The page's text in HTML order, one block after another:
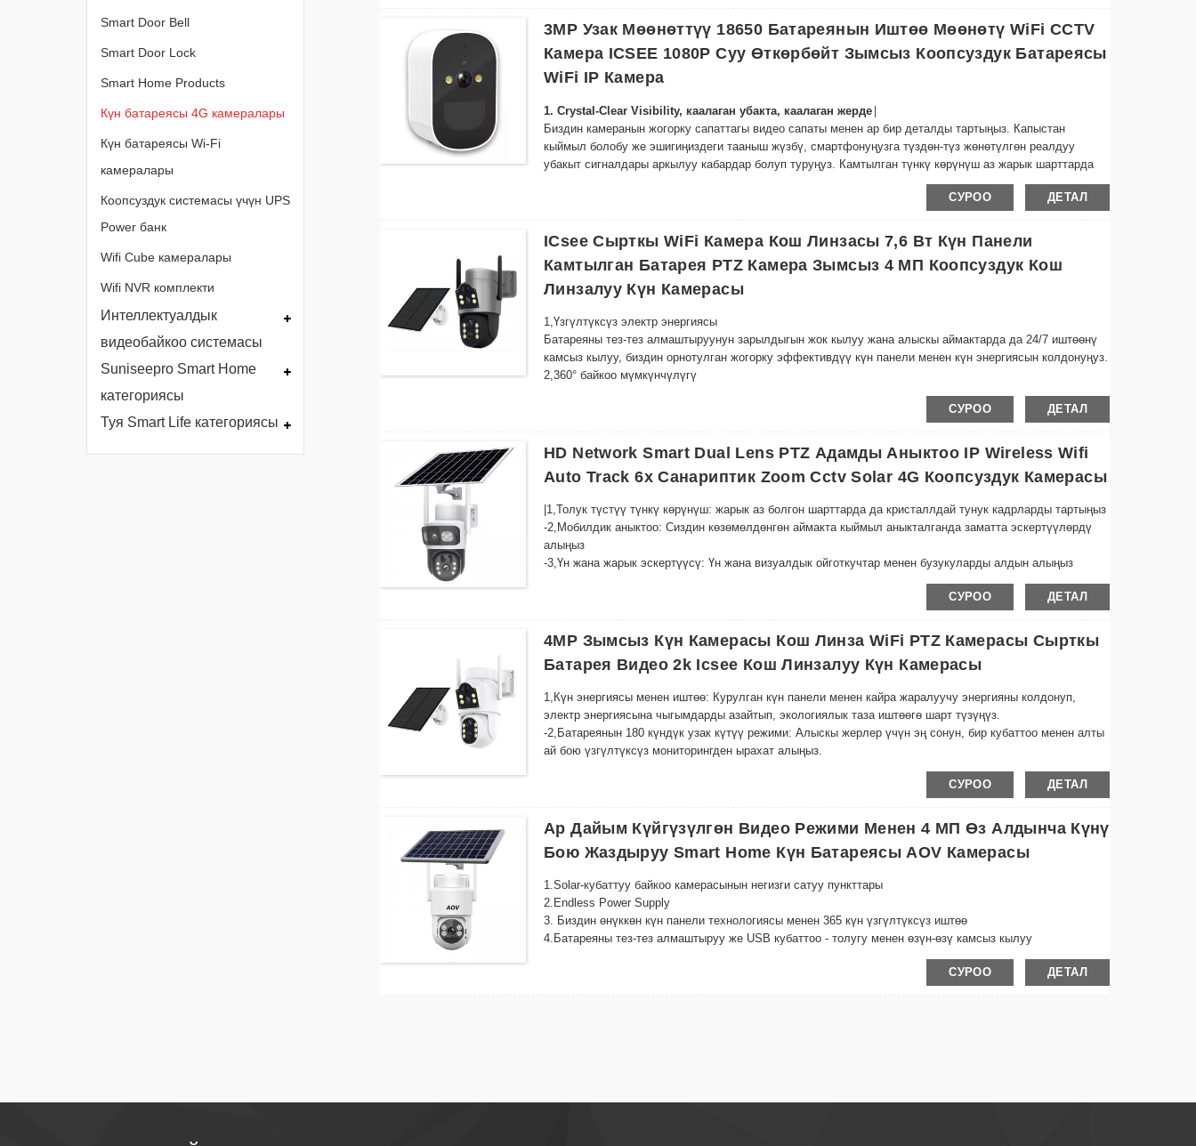
Smart Door Bell
Smart Door Lock
Smart Home Products
Күн батареясы 4G камералары
Күн батареясы Wi-Fi
камералары
Коопсуздук системасы үчүн UPS
Power банк
Wifi Cube камералары
Wifi NVR комплекти
Интеллектуалдык
видеобайкоо системасы
Suniseepro Smart Home
категориясы
Туя Smart Life категориясы
Күчтүү LED массиви чоң аймактарга ылайыктуу жарык диапазону менен толук караңгыда да
кристаллдай тунук кадрларды камсыз кылат.
3MP Узак Мөөнөттүү 18650 Батареянын Иштөө Мөөнөтү WiFi CCTV
Камера ICSEE 1080P Суу Өткөрбөйт Зымсыз Коопсуздук Батареясы
WiFi IP Камера
1. Crystal-Clear Visibility, каалаган убакта, каалаган жерде |
Биздин камеранын жогорку сапаттагы видео сапаты менен ар бир деталды тартыңыз. Капыстан
кыймыл болобу же эшигиңиздеги тааныш жүзбү, смартфонуңузга түздөн-түз жөнөтүлгөн реалдуу
убакыт сигналдары аркылуу кабардар болуп туруңуз. Камтылган түнкү көрүнүш аз жарык шарттарда
активдүүлүк аныкталганда дароо эскертүүлөрдү берет. Эч качан бир көз ирмемди өткөрүп жибербеңиз
— үйдө болсоңуз да, жолдо жүрсөңүз да.
СУРОО ДЕТАЛ
ICsee Сырткы WiFi Камера Кош Линзасы 7,6 Вт Күн Панели
Камтылган Батарея PTZ Камера Зымсыз 4 МП Коопсуздук Кош
Линзалуу Күн Камерасы
1, Үзгүлтүксүз электр энергиясы
Батареяны тез-тез алмаштыруунун зарылдыгын жок кылуу жана алыскы аймактарда да 24/7 иштөөнү
камсыз кылуу, биздин орнотулган жогорку эффективдүү күн панели менен күн энергиясын колдонуңуз.
2, 360° байкоо мүмкүнчүлүгү
сиздин мүлкүңүздү эч кандай сокур тактарсыз ар тараптуу чагылдырууну камсыз кылат.
Бир нече инфракызыл светодиоддор менен кубатталган биздин камерабыз 30 метрге чейин караңгыда
4.Зымсыз байланыш
күчтүү WiFi/4G берүүбүз менен каалаган жерден байланышта болуңуз.
СУРОО ДЕТАЛ
HD Network Smart Dual Lens PTZ Адамды Аныктоо IP Wireless Wifi
Auto Track 6x Санариптик Zoom Cctv Solar 4G Коопсуздук Камерасы
|1, Толук түстүү түнкү көрүнүш: жарык аз болгон шарттарда да кристаллдай тунук кадрларды тартыңыз
-2, Мобилдик аныктоо: Сиздин көзөмөлдөнгөн аймакта кыймыл аныкталганда заматта эскертүүлөрдү
алыңыз
-3, Үн жана жарык эскертүүсү: Үн жана визуалдык ойготкучтар менен бузукуларды алдын алыңыз
туруштук берүү үчүн курулган
Күчтүү курулуш: Аба ырайына чыдамдуу корпус узак мөөнөттүү иштөөнү камсыз кылат
-7,Күн энергиясы менен иштөө: Интегралдык күн панели менен кайра жаралуучу энергияны колдонуңуз
СУРОО ДЕТАЛ
4MP Зымсыз Күн Камерасы Кош Линза WiFi PTZ Камерасы Сырткы
Батарея Видео 2k Icsee Кош Линзалуу Күн Камерасы
1, Күн энергиясы менен иштөө: Курулган күн панели менен кайра жаралуучу энергияны колдонуп,
электр энергиясына чыгымдарды азайтып, экологиялык таза иштөөгө шарт түзүңүз.
-2, Батареянын 180 күндүк узак күтүү режими: Алыскы жерлер үчүн эң сонун, бир кубаттоо менен алты
ай бою үзгүлтүксүз мониторингден ырахат алыңыз.
мониторинг жүргүзүү үчүн бир нече LED жарыктары менен жабдылган.
5,Зымсыз туташуу: реалдуу убакытта видео агым үчүн күчтүү Wi-Fi мүмкүнчүлүктөрү менен каалаган
жерде байланышта болуңуз.
СУРОО ДЕТАЛ
Ар Дайым Күйгүзүлгөн Видео Режими Менен 4 МП Өз Алдынча Күнү
Бою Жаздыруу Smart Home Күн Батареясы AOV Камерасы
1.Solar-кубаттуу байкоо камерасынын негизги сатуу пункттары
2.Endless Power Supply
3. Биздин өнүккөн күн панели технологиясы менен 365 күн үзгүлтүксүз иштөө
4.Батареяны тез-тез алмаштыруу же USB кубаттоо - толугу менен өзүн-өзү камсыз кылуу
СУРОО ДЕТАЛ